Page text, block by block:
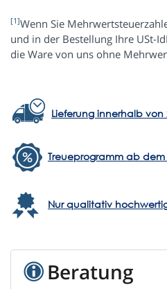
[1]Wenn Sie
und in der Bestellung Ihre USt-
die Ware von uns ohne
Lieferung innerhalb von
Treueprogramm ab dem
Nur qualitativ
Beratung